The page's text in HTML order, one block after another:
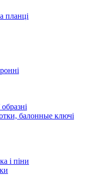
планці
балонные ключі
і піни